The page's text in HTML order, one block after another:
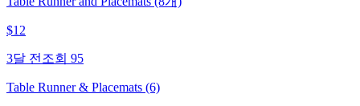
$12
3달 전 조회 95
Table Runner & Placemats (6)